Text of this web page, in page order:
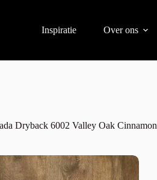
Inspiratie Over ons
Dryback 6002 Valley Oak Cinnamon